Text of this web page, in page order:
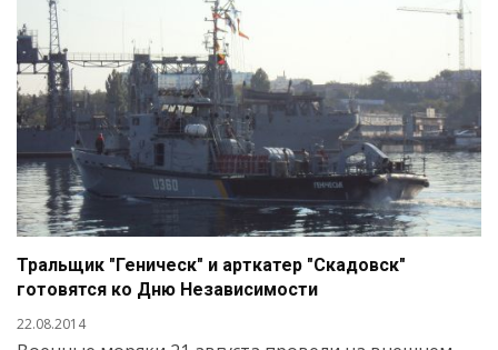
Тральщик "Геническ" и арткатер "Скадовск"
готовятся ко Дню Независимости
22.08.2014